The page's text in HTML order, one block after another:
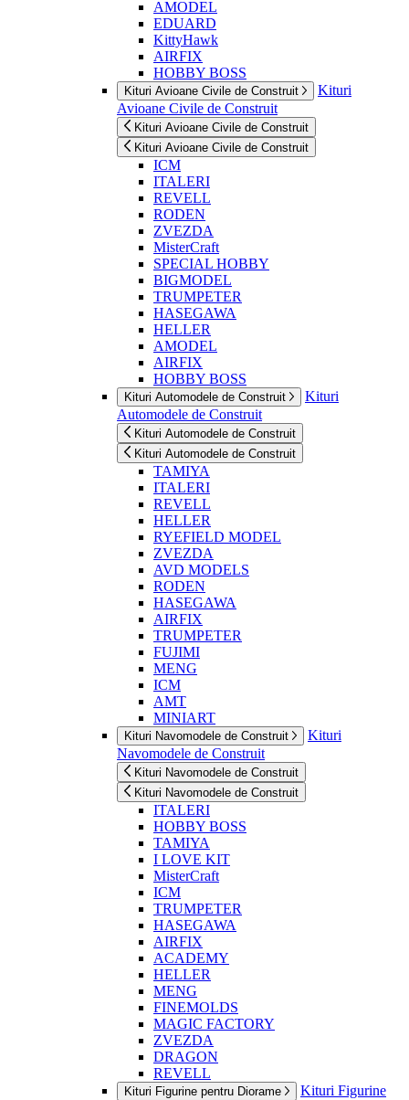
AMODEL
EDUARD
KittyHawk
AIRFIX
HOBBY BOSS
Kituri Avioane Civile de Construit
Kituri
Avioane Civile de Construit
Kituri Avioane Civile de Construit
Kituri Avioane Civile de Construit
ICM
ITALERI
REVELL
RODEN
ZVEZDA
MisterCraft
SPECIAL HOBBY
BIGMODEL
TRUMPETER
HASEGAWA
HELLER
AMODEL
AIRFIX
HOBBY BOSS
Kituri Automodele de Construit
Kituri
Automodele de Construit
Kituri Automodele de Construit
Kituri Automodele de Construit
TAMIYA
ITALERI
REVELL
HELLER
RYEFIELD MODEL
ZVEZDA
AVD MODELS
RODEN
HASEGAWA
AIRFIX
TRUMPETER
FUJIMI
MENG
ICM
AMT
MINIART
Kituri Navomodele de Construit
Kituri
Navomodele de Construit
Kituri Navomodele de Construit
Kituri Navomodele de Construit
ITALERI
HOBBY BOSS
TAMIYA
I LOVE KIT
MisterCraft
ICM
TRUMPETER
HASEGAWA
AIRFIX
ACADEMY
HELLER
MENG
FINEMOLDS
MAGIC FACTORY
ZVEZDA
DRAGON
REVELL
Kituri Figurine pentru Diorame
Kituri Figurine